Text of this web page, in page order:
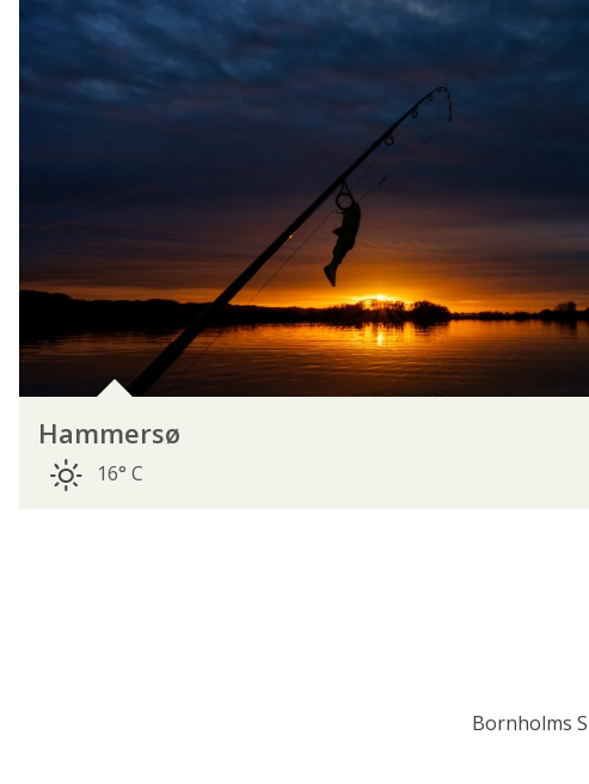
Hammersø
16° C
Bornholms